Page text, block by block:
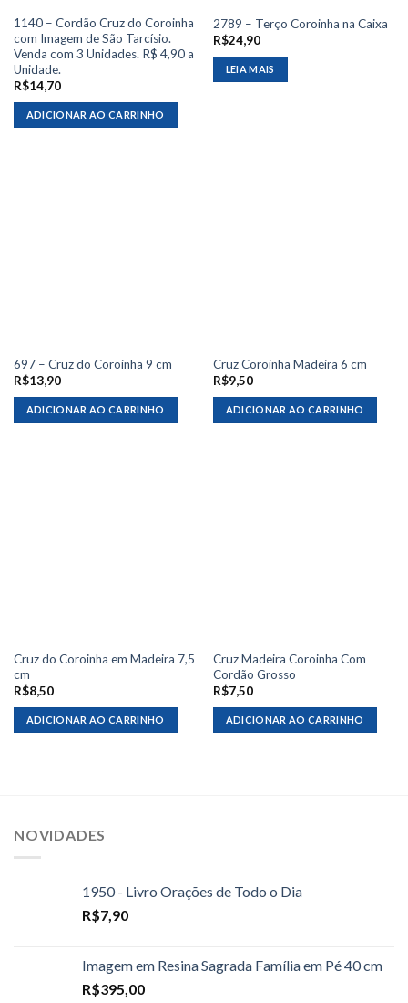
1140 – Cordão Cruz do Coroinha
com Imagem de São Tarcísio.
Venda com 3 Unidades. R$ 4,90 a
Unidade.
R$14,70
ADICIONAR AO CARRINHO
2789 – Terço Coroinha na Caixa
R$24,90
LEIA MAIS
697 – Cruz do Coroinha 9 cm
R$13,90
ADICIONAR AO CARRINHO
Cruz Coroinha Madeira 6 cm
R$9,50
ADICIONAR AO CARRINHO
Cruz do Coroinha em Madeira 7,5
cm
R$8,50
ADICIONAR AO CARRINHO
Cruz Madeira Coroinha Com
Cordão Grosso
R$7,50
ADICIONAR AO CARRINHO
NOVIDADES
1950 - Livro Orações de Todo o Dia
R$7,90
Imagem em Resina Sagrada Família em Pé 40 cm
R$395,00